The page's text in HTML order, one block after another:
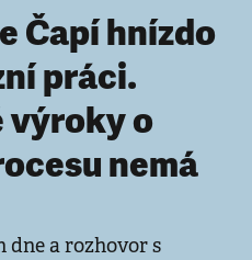
Čapí hnízdo
práci.
výroky o
nemá
dne a rozhovor s